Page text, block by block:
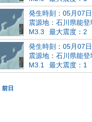
発生時刻：05月07
震源地：石川県能登
M3.3
最大震度：2
発生時刻：05月07
震源地：石川県能登
M3.1
最大震度：1
前日